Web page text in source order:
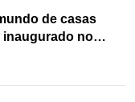
de casas
inaugurado no